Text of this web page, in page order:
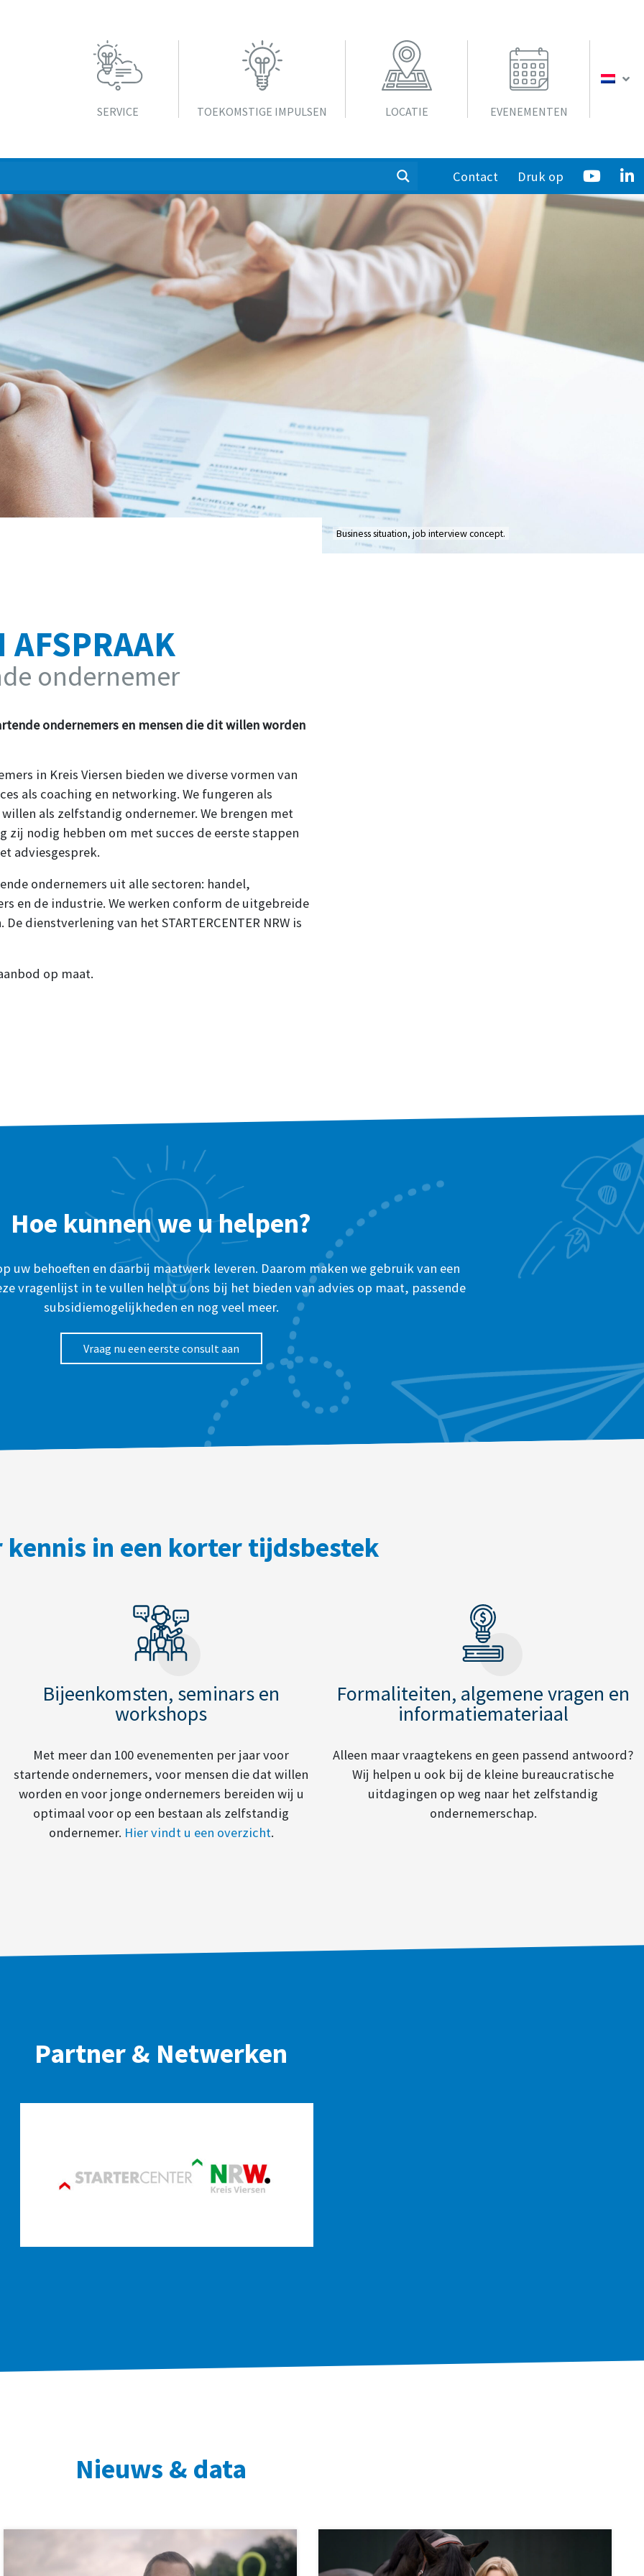
SERVICE TOEKOMSTIGE IMPULSEN LOCATIE EVENEMENTEN
Contact Druk op
Business situation, job interview concept.
AFSPRAAK
ondernemer
ondernemers en mensen die dit willen worden
in Kreis Viersen bieden we diverse vormen van
als coaching en networking. We fungeren als
als zelfstandig ondernemer. We brengen met
nodig hebben om met succes de eerste stappen
adviesgesprek.
ondernemers uit alle sectoren: handel,
en de industrie. We werken conform de uitgebreide
dienstverlening van het STARTERCENTER NRW is
op maat.
Hoe kunnen we u helpen?
uw behoeften en daarbij maatwerk leveren. Daarom maken we gebruik van een
vragenlijst in te vullen helpt u ons bij het bieden van advies op maat, passende
subsidiemogelijkheden en nog veel meer.
Vraag nu een eerste consult aan
kennis in een korter tijdsbestek
Bijeenkomsten, seminars en
workshops
Met meer dan 100 evenementen per jaar voor
startende ondernemers, voor mensen die dat willen
worden en voor jonge ondernemers bereiden wij u
optimaal voor op een bestaan als zelfstandig
ondernemer. Hier vindt u een overzicht.
Formaliteiten, algemene vragen en
informatiemateriaal
Alleen maar vraagtekens en geen passend antwoord?
Wij helpen u ook bij de kleine bureaucratische
uitdagingen op weg naar het zelfstandig
ondernemerschap.
Partner & Netwerken
Nieuws & data